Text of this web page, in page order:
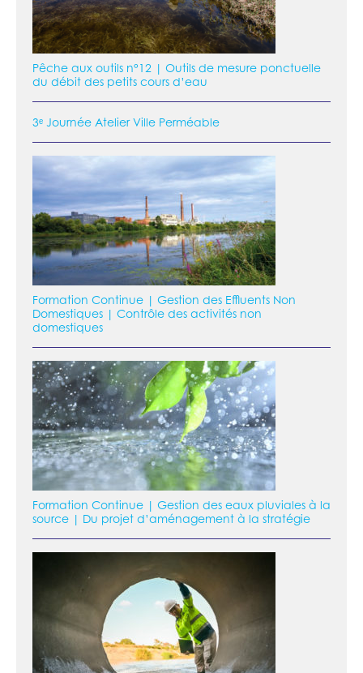
Pêche aux outils n°12 | Outils de mesure ponctuelle
du débit des petits cours d’eau
3ᵉ Journée Atelier Ville Perméable
Formation Continue | Gestion des Effluents Non
Domestiques | Contrôle des activités non
domestiques
Formation Continue | Gestion des eaux pluviales à la
source | Du projet d’aménagement à la stratégie